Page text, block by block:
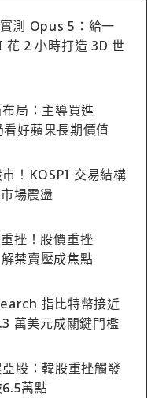
測 Opus 5：給一
花 2 小時打造 3D 世
局：主導買進
好蘋果長期價值
！KOSPI 交易結構
場震盪
挫！股價重挫
禁賣壓成焦點
指比特幣接近
萬美元成關鍵門檻
股：韓股重挫觸發
萬點